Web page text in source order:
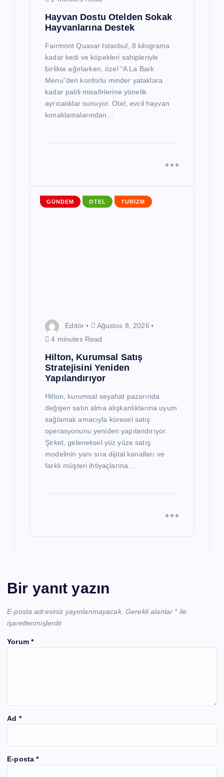
Hayvan Dostu Otelden Sokak
Hayvanlarına Destek
Fairmont Quasar Istanbul, 8 kilograma
kadar kedi ve köpekleri sahipleriyle
birlikte ağırlarken, özel “A La Bark
Menu”den konforlu minder yataklara
kadar patili misafirlerine yönelik
ayrıcalıklar sunuyor. Otel, evcil hayvan
konaklamalarından…
GÜNDEM OTEL TURIZM
Editör
Ağustos 8, 2026
4 minutes Read
Hilton, Kurumsal Satış
Stratejisini Yeniden
Yapılandırıyor
Hilton, kurumsal seyahat pazarında
değişen satın alma alışkanlıklarına uyum
sağlamak amacıyla küresel satış
operasyonunu yeniden yapılandırıyor.
Şirket, geleneksel yüz yüze satış
modelinin yanı sıra dijital kanalları ve
farklı müşteri ihtiyaçlarına…
Bir yanıt yazın
E-posta adresiniz yayınlanmayacak. Gerekli alanlar *ile
işaretlenmişlerdir
Yorum *
Ad *
E-posta*